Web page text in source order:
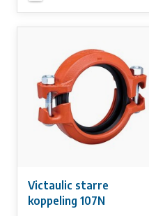
Victaulic starre
koppeling 107N